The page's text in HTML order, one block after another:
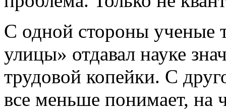
С одной стороны ученые
улицы» отдавал науке
трудовой копейки. С
все меньше понимает, на